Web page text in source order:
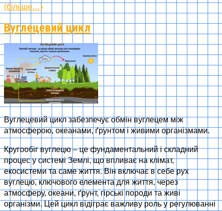
(більше…)
Вуглецевий цикл
Вуглецевий цикл забезпечує обмін вуглецем між
атмосферою, океанами, ґрунтом і живими організмами.
Кругообіг вуглецю – це фундаментальний і складний
процес у системі Землі, що впливає на клімат,
екосистеми та саме життя. Він включає в себе рух
вуглецю, ключового елемента для життя, через
атмосферу, океани, ґрунт, гірські породи та живі
організми. Цей цикл відіграє важливу роль у регулюванні